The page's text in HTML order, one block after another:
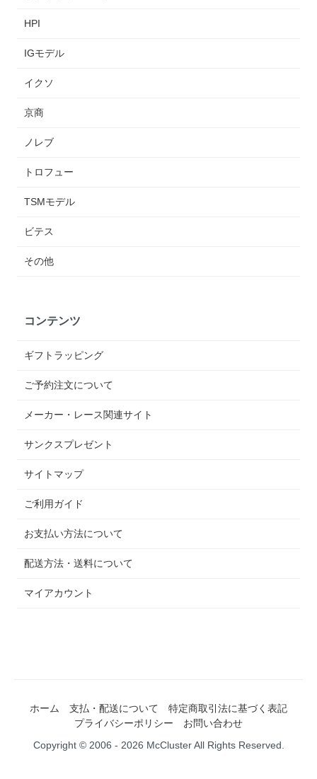
HPI
IGモデル
イクソ
京商
ノレブ
トロフュー
TSMモデル
ビテス
その他
コンテンツ
ギフトラッピング
ご予約注文について
メーカー・レース関連サイト
サンクスプレゼント
サイトマップ
ご利用ガイド
お支払い方法について
配送方法・送料について
マイアカウント
ホーム 支払・配送について
特定商取引法に基づく表記
プライバシーポリシー
お問い合わせ
Copyright © 2006 - 2026 McCluster All Rights Reserved.